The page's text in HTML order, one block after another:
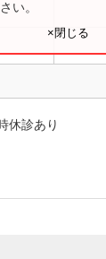
い。
×閉じる
休診あり